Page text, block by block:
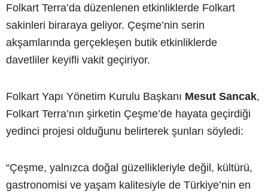
Folkart Terra’da düzenlenen etkinliklerde Folkart
sakinleri biraraya geliyor. Çeşme’nin serin
akşamlarında gerçekleşen butik etkinliklerde
davetliler keyifli vakit geçiriyor.
Folkart Yapı Yönetim Kurulu Başkanı Mesut Sancak,
Folkart Terra’nın şirketin Çeşme’de hayata geçirdiği
yedinci projesi olduğunu belirterek şunları söyledi:
“Çeşme, yalnızca doğal güzellikleriyle değil, kültürü,
gastronomisi ve yaşam kalitesiyle de Türkiye’nin en